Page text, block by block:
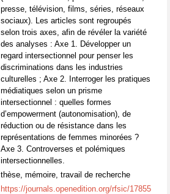
presse, télévision, films, séries, réseaux
sociaux). Les articles sont regroupés
selon trois axes, afin de révéler la variété
des analyses : Axe 1. Développer un
regard intersectionnel pour penser les
discriminations dans les industries
culturelles ; Axe 2. Interroger les pratiques
médiatiques selon un prisme
intersectionnel : quelles formes
d’empowerment (autonomisation), de
réduction ou de résistance dans les
représentations de femmes minorées ?
Axe 3. Controverses et polémiques
intersectionnelles.
thèse, mémoire, travail de recherche
https://journals.openedition.org/rfsic/17855